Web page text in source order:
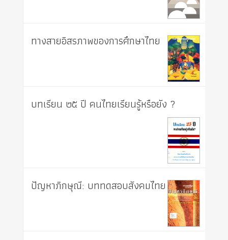
ทางสายอิสรภาพของการศึกษาไทย
บทเรียน ๒๕ ปี คนไทยเรียนรู้หรือยัง ?
ปัญหาภิกษุณี: บททดสอบสังคมไทย